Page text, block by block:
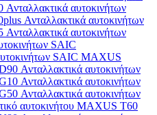
Ανταλλακτικά αυτοκινήτων
Ανταλλακτικά αυτοκινήτων
Ανταλλακτικά αυτοκινήτων
SAIC
SAIC MAXUS
Ανταλλακτικά αυτοκινήτων
Ανταλλακτικά αυτοκινήτων
Ανταλλακτικά αυτοκινήτων
αυτοκινήτου MAXUS T60